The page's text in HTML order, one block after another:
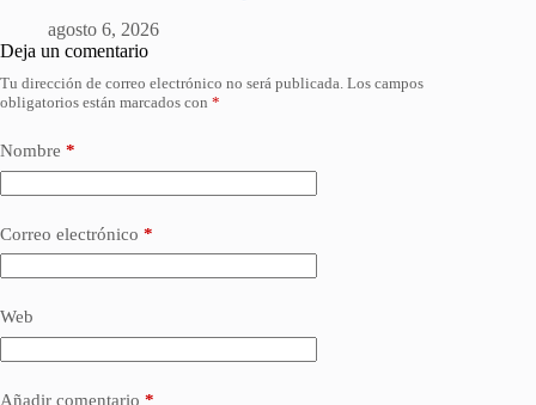
agosto 6, 2026
Deja un comentario
Tu dirección de correo electrónico no será publicada. Los campos
obligatorios están marcados con *
Nombre *
Correo electrónico *
Web
Añadir comentario *